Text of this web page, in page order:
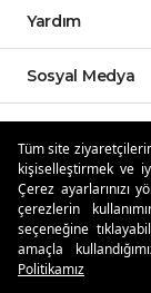
Tüm site
kişiselleştirmek ve
Çerez ayarlarınızı
çerezlerin
seçeneğine
amaçla
Politikamız
Yardım
Sosyal Medya
Özdilekteyim'de
Güvenli Alışveriş